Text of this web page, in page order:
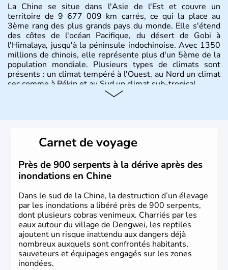
La Chine se situe dans l'Asie de l'Est et couvre un
territoire de 9 677 009 km carrés, ce qui la place au
3ème rang des plus grands pays du monde. Elle s'étend
des côtes de l'océan Pacifique, du désert de Gobi à
l'Himalaya, jusqu'à la péninsule indochinoise. Avec 1350
millions de chinois, elle représente plus d'un 5ème de la
population mondiale. Plusieurs types de climats sont
présents : un climat tempéré à l'Ouest, au Nord un climat
sec comme à Pékin et au Sud un climat sub-tropical.
dynasties. La dynastie Qing a été la dernière à régner
jusqu'aux guerres de l'opium lorsque la Chine s'est
constituée comme nation et a retrouvé son indépendance
en 1945. Illustre pays en matière d'inventions avant-
gardistes, la Chine a été la première utilisatrice du papier,
de l'imprimerie à caractères mobiles, de la boussole et de
la poudre à canon.
Carnet de voyage
Près de 900 serpents à la dérive après des
inondations en Chine
Dans le sud de la Chine, la destruction d’un élevage
par les inondations a libéré près de 900 serpents,
dont plusieurs cobras venimeux. Charriés par les
eaux autour du village de Dengwei, les reptiles
ajoutent un risque inattendu aux dangers déjà
nombreux auxquels sont confrontés habitants,
sauveteurs et équipages engagés sur les zones
inondées.